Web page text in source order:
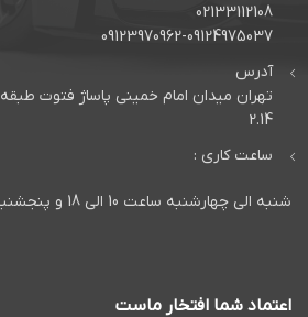
02133112108
09123970962-09124975037
آدرس
تهران میدان امام خمینی پاساژ فتوت
2.14
ساعت کاری :
شنبه الی چهارشنبه ساعت 10 الی 18 و پنجشنبه ها ساعت 10 الی 15
اعتماد شما افتخار ماست